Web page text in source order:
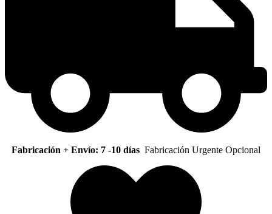
Fabricación + Envío: 7 -10 días Fabricación Urgente Opcional